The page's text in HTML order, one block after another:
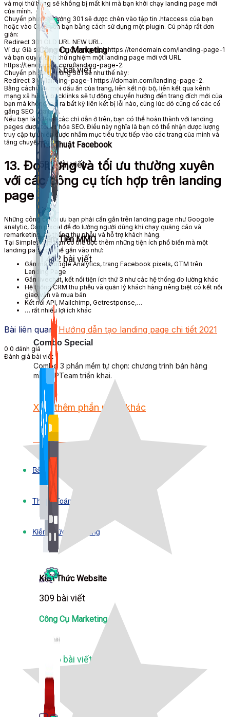
Công Cụ Marketing
1,066 bài viết
Thủ Thuật Facebook
536 bài viết
Kiếm Tiền MMO
1,422 bài viết
Kiến Thức Website
309 bài viết
Combo Special
Combo 3 phần mềm tự chọn: chương trình bán hàng
mà ATPTeam triển khai.
Xem thêm phần mềm khác
Xem thêm phần mềm khác
Bảng Giá
Thanh Toán
Kiến Thức Marketing
Công Cụ Marketing
1,066 bài viết
và mọithứ hạng sẽ không bị mất khi mà bạn khởi chạy landing page mới
của mình.
Chuyển phương hướng 301 sẽ được chèn vào tập tin .htaccess của bạn
hoặc vào CMS của bạn bằng cách sử dụng một plugin. Cú pháp rất đơn
giản:
Redirect 301 OLD URL NEW URL.
Ví dụ: Giả sử bạn có một trang đích https://tendomain.com/landing-page-1
và bạn quyết định thử nghiệm một landing page mới với URL
https://tendomain.com/landing-page-2.
Chuyển phương hướng301 sẽ như thế này:
Redirect 301 /landing-page-1 https://domain.com/landing-page-2.
Bằng cách này, mọi dấu ấn của trang, liên kết nội bộ, liên kết qua kênh
mạng xã hội và backlinks sẽ tự động chuyển hướng đến trang đích mới của
bạn mà khôngtạo ra bất kỳ liên kết bị lỗi nào, cùng lúc đó củng cố các cố
gắng SEO của bạn.
Nếu bạn làm theocác chỉ dẫn ở trên, bạn có thể hoàn thành với landing
pages đượctối ưu hóa SEO. Điều này nghĩa là bạn có thể nhận được lượng
truy cập tự nhiên được nhắm mục tiêu trực tiếp vào các trang của mình và
tăng chuyển đổi.
13. Đo lường và tối ưu thường xuyên
với các công cụ tích hợp trên landing
page
Những công cụ tối ưu bạn phải cần gắn trên landing page như Googole
analytic, Gắn pixcel để đo lường người dùng khi chạy quảng cáo và
remarketing, hệ thống thu phễu và hỗ trợ khách hàng.
Tại SimplePagebạn có thể đọc thêm những tiện ích phổ biến mà một
landing pagecó thể gắn vào như:
Gắn mã Google Analytics,trang Facebook pixels, GTM trên
Landing Page
Gắn livechat, kết nối tiện ích thứ 3 như các hệ thống đo lường khác
Hệ thống CRM thu phễu và quản lý khách hàng riêng biệt có kết nối
giao vận và mua bán
Kết nối API, Mailchimp, Getrestponse,…
… rất nhiều lợi ích khác
Bài liên quan:Hướng dẫn tạo landing page chi tiết 2021
0 0 đánh giá
Đánh giá bài viết